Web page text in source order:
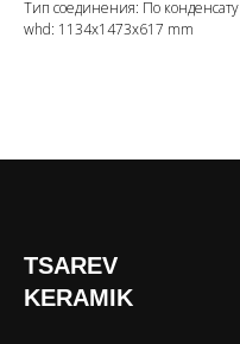
Тип соединения: По конденсату
whd: 1134x1473x617 mm
TSAREV
KERAMIK